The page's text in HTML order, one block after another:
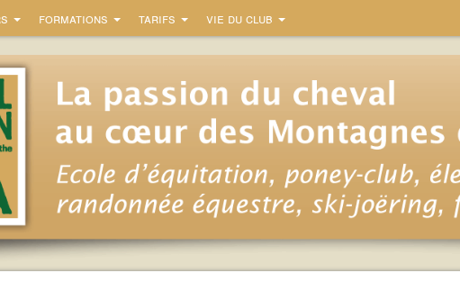
formations tarifs vie du club